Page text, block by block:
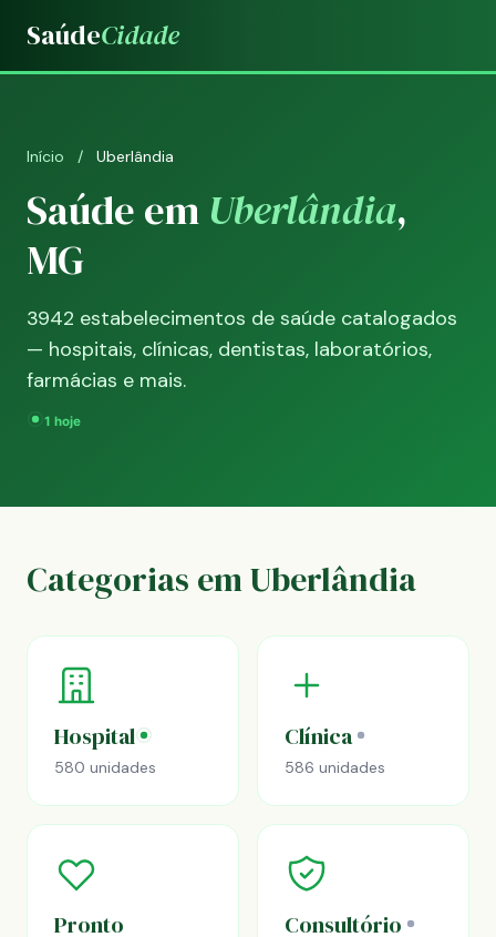
SaúdeCidade
Início / Uberlândia
Saúde em Uberlândia,
MG
3942 estabelecimentos de saúde catalogados
— hospitais, clínicas, dentistas, laboratórios,
farmácias e mais.
Categorias em Uberlândia
Hospital
580 unidades
Clínica
586 unidades
Pronto
Consultório